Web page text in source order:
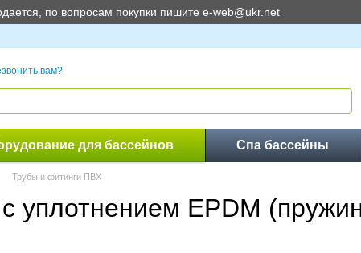
по вопросам покупки пишите e-web@ukr.net
вам?
для бассейнов Спа бассейны
Трубы и фитинги ПВХ
уплотнением EPDM